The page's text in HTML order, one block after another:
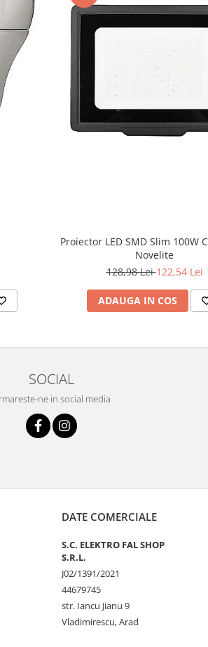
Proiector LED SMD Slim 100W
Novelite
128,98 Lei122,54 Lei
ADAUGA IN COS
SOCIAL
ne in social media
DATE COMERCIALE
S.C. ELEKTRO FAL SHOP
S.R.L.
J02/1391/2021
44679745
str. Iancu Jianu 9
Vladimirescu, Arad